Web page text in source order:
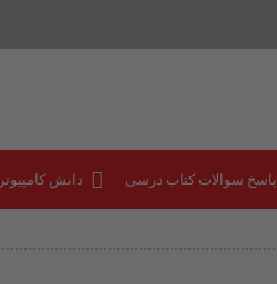
پاسخ سوالات کتاب درسی دانش کامپیوتر